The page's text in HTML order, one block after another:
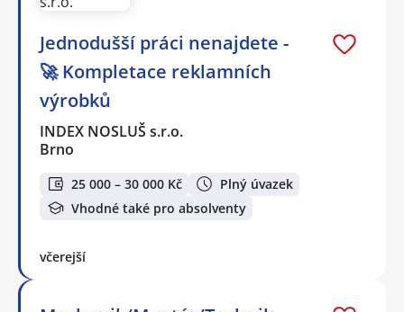
Jednodušší práci nenajdete -
🚀 Kompletace reklamních
výrobků
INDEX NOSLUŠ s.r.o.
Brno
25 000 – 30 000 Kč
Plný úvazek
Vhodné také pro absolventy
včerejší